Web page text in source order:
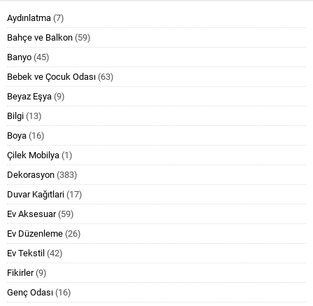
Aydınlatma (7)
Bahçe ve Balkon (59)
Banyo (45)
Bebek ve Çocuk Odası (63)
Beyaz Eşya (9)
Bilgi (13)
Boya (16)
Çilek Mobilya (1)
Dekorasyon (383)
Duvar Kağıtlari (17)
Ev Aksesuar(59)
Ev Düzenleme (26)
Ev Tekstil (42)
Fikirler(9)
Genç Odası (16)